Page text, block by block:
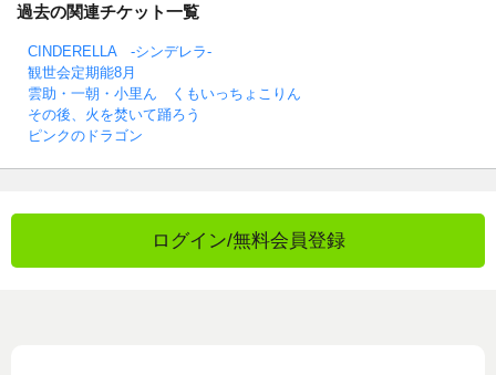
過去の関連チケット一覧
CINDERELLA -シンデレラ-
観世会定期能8月
雲助・一朝・小里ん くもいっちょこりん
その後、火を焚いて踊ろう
ピンクのドラゴン
ログイン/無料会員登録